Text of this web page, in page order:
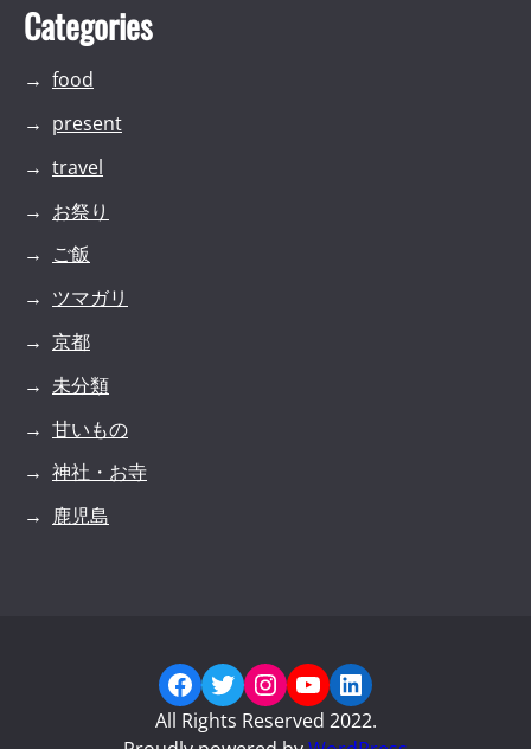
Categories
food
present
travel
お祭り
ご飯
ツマガリ
京都
未分類
甘いもの
神社・お寺
鹿児島
Facebook
Twitter
Instagram
YouTube
LinkedIn
All Rights Reserved 2022.